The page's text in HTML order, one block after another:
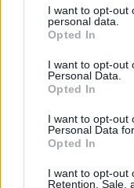
not limited to your
grant or deny
use your data for
consent section.
I want to opt-out
personal data.
Opted In
I want to opt-out
Personal Data.
Opted In
I want to opt-out
Personal Data
Opted In
I want to opt-out
Retention, Sale,
Grönholm-
Neptun Brigád. Az
között Huszár
társulat egy ideig
Grönholmazonban
visszatérnek vele